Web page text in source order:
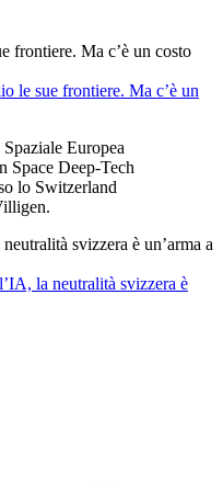
frontiere. Ma c’è un costo
le sue frontiere. Ma c’è un
svizzera è un’arma a
la neutralità svizzera è